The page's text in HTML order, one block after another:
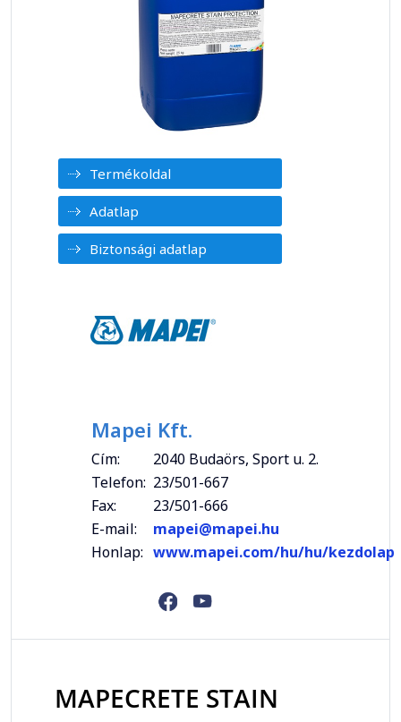
Termékoldal
Adatlap
Biztonsági adatlap
Mapei Kft.
Cím:
2040 Budaörs, Sport u. 2.
Telefon: 23/501-667
Fax:
23/501-666
E-mail:
mapei@mapei.hu
Honlap: www.mapei.com/hu/hu/kezdolap
MAPECRETE STAIN